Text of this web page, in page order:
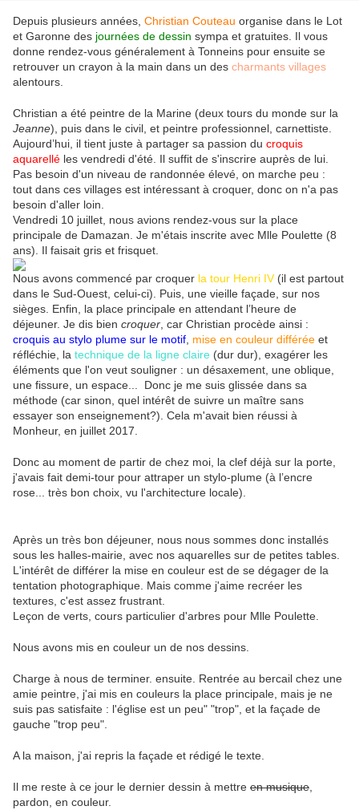
Depuis plusieurs années, Christian Couteau organise dans le Lot
et Garonne des journées de dessin sympa et gratuites. Il vous
donne rendez-vous généralement à Tonneins pour ensuite se
retrouver un crayon à la main dans un des charmants villages
alentours.
Christian a été peintre de la Marine (deux tours du monde sur la
Jeanne), puis dans le civil, et peintre professionnel, carnettiste.
Aujourd’hui, il tient juste à partager sa passion du croquis
aquarellé les vendredi d'été. Il suffit de s'inscrire auprès de lui.
Pas besoin d'un niveau de randonnée élevé, on marche peu :
tout dans ces villages est intéressant à croquer, donc on n'a pas
besoin d'aller loin.
Vendredi 10 juillet, nous avions rendez-vous sur la place
principale de Damazan. Je m'étais inscrite avec Mlle Poulette (8
ans). Il faisait gris et frisquet.
Nous avons commencé par croquer la tour Henri IV(il est partout
dans le Sud-Ouest, celui-ci). Puis, une vieille façade, sur nos
sièges. Enfin, la place principale en attendant l’heure de
déjeuner. Je dis bien croquer , car Christian procède ainsi :
croquis au stylo plume sur le motif mise en couleur différée et
réfléchie, la technique de la ligne claire (dur dur), exagérer les
éléments que l'on veut souligner : un désaxement, une oblique,
une fissure, un espace... Donc je me suis glissée dans sa
méthode (car sinon, quel intérêt de suivre un maître sans
essayer son enseignement?). Cela m'avait bien réussi à
Monheur, en juillet 2017.
Donc au moment de partir de chez moi, la clef déjà sur la porte,
j'avais fait demi-tour pour attraper un stylo-plume (à l’encre
rose... très bon choix, vu l'architecture locale).
Après un très bon déjeuner, nous nous sommes donc installés
sous les halles-mairie, avec nos aquarelles sur de petites tables.
L'intérêt de différer la mise en couleur est de se dégager de la
tentation photographique. Mais comme j'aime recréer les
textures, c'est assez frustrant.
Leçon de verts, cours particulier d'arbres pour Mlle Poulette.
Nous avons mis en couleur un de nos dessins.
Charge à nous de terminer. ensuite. Rentrée au bercail chez une
amie peintre, j'ai mis en couleurs la place principale, mais je ne
suis pas satisfaite : l'église est un peu" "trop", et la façade de
gauche "trop peu".
A la maison, j'ai repris la façade et rédigé le texte.
Il me reste à ce jour le dernier dessin à mettre en musique
pardon, en couleur.